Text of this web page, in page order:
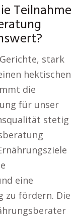
Teilnahme
stark
hektischen
die
für unser
stetig
eine
zu fördern. Die